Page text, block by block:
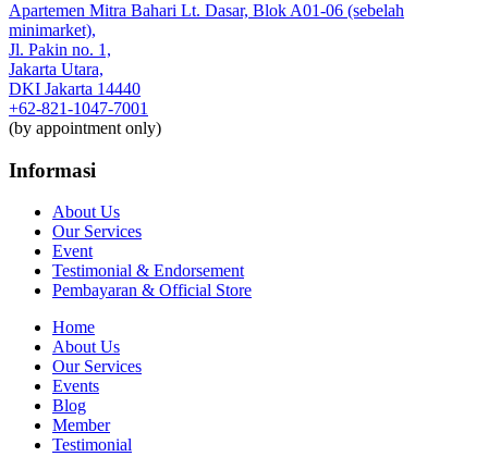
Apartemen Mitra Bahari Lt. Dasar, Blok A01-06 (sebelah
minimarket),
Jl. Pakin no. 1,
Jakarta Utara,
DKI Jakarta 14440
+62-821-1047-7001
(by appointment only)
Informasi
About Us
Our Services
Event
Testimonial & Endorsement
Pembayaran & Official Store
Home
About Us
Our Services
Events
Blog
Member
Testimonial